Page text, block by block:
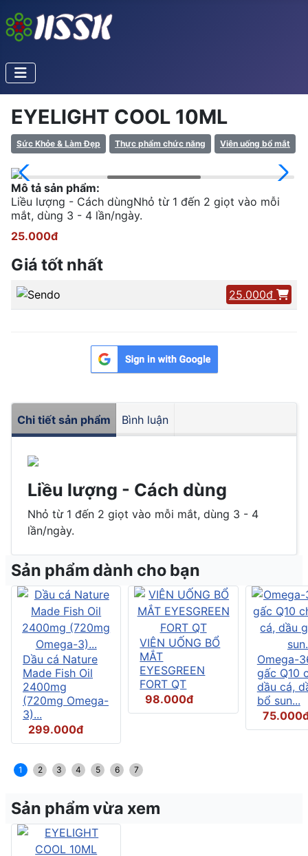
EYELIGHT COOL 10ML
Sức Khỏe & Làm Đẹp Thực phẩm chức năng Viên uống bổ mắt
Mô tả sản phẩm:
Liều lượng - Cách dùngNhỏ từ 1 đến 2 giọt vào mỗi
mắt, dùng 3 - 4 lần/ngày.
25.000đ
Giá tốt nhất
25.000đ
Chi tiết sản phẩm Bình luận
Liều lượng - Cách dùng
Nhỏ từ 1 đến 2 giọt vào mỗi mắt, dùng 3 - 4
lần/ngày.
Sản phẩm dành cho bạn
Dầu cá Nature
Made Fish Oil
2400mg
(720mg Omega-
3)...
299.000đ
VIÊN UỐNG BỔ
MẮT
EYESGREEN
FORT QT
98.000đ
Omega-
gấc Q10
dầu cá,
bổ sun...
1 2 3 4 5 6 7
Sản phẩm vừa xem